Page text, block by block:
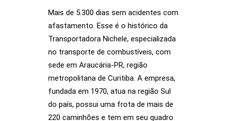
BIBLIOTECA
CONTATO
SEARCH
Mais de 5.300 dias sem acidentes com
afastamento. Esse é o histórico da
Transportadora Nichele, especializada
no transporte de combustíveis, com
sede em Araucária-PR, região
metropolitana de Curitiba. A empresa,
fundada em 1970, atua na região Sul
do país, possui uma frota de mais de
220 caminhões e tem em seu quadro